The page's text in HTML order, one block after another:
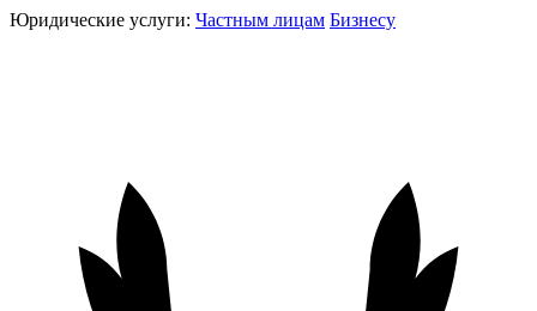
Юридические услуги: Частным лицам Бизнесу